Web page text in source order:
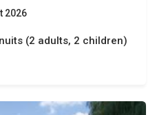
2026
(2 adults, 2 children)